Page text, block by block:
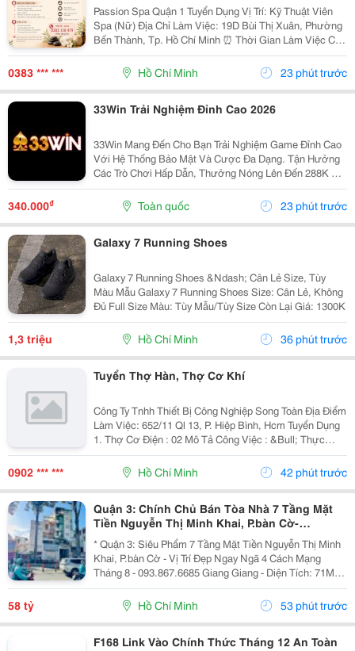
Passion Spa Quận 1 Tuyển Dụng Vị Trí: Kỹ Thuật Viên
Spa (Nữ) Địa Chỉ Làm Việc: 19D Bùi Thị Xuân, Phường
Bến Thành, Tp. Hồ Chí Minh ⏰ Thời Gian Làm Việc Ca
1: 10:00 - 22:00 Ca 2: 12:00 - 00:00 Nghỉ 04
Ngày/Tháng. Mô Tả Công Việc - Thực...
0383 *** *** Hồ Chí Minh 23 phút trước
33Win Trải Nghiệm Đỉnh Cao 2026
33Win Mang Đến Cho Bạn Trải Nghiệm Game Đỉnh Cao
Với Hệ Thống Bảo Mật Và Cược Đa Dạng. Tận Hưởng
Các Trò Chơi Hấp Dẫn, Thưởng Nóng Lên Đến 288K Khi
Đăng Ký. Tham Gia Ngay Hôm Nay Để Không Bỏ Lỡ Cơ
Hội Thắng Lớn! Website: Https://33Win.party/ ...
340.000₫ Toàn quốc 23 phút trước
Galaxy 7 Running Shoes
Galaxy 7 Running Shoes &Ndash; Cân Lẻ Size, Tùy
Màu Mẫu Galaxy 7 Running Shoes Size: Cân Lẻ, Không
Đủ Full Size Màu: Tùy Mẫu/Tùy Size Còn Lại Giá: 1300K
1,3 triệu Hồ Chí Minh 36 phút trước
Tuyển Thợ Hàn, Thợ Cơ Khí
Công Ty Tnhh Thiết Bị Công Nghiệp Song Toàn Địa Điểm
Làm Việc: 652/11 Ql 13, P. Hiệp Bình, Hcm Tuyển Dụng
1. Thợ Cơ Điện : 02 Mô Tả Công Việc : &Bull; Thực
Hiện Các Công Việc Lắp Đặt Điện Cho Hệ Thống Lò Sấy,
Máy Khuấy Và Các Sản Phẩm Có...
0902 *** *** Hồ Chí Minh 42 phút trước
Quận 3: Chính Chủ Bán Tòa Nhà 7 Tầng Mặt
Tiền Nguyễn Thị Minh Khai, P.bàn Cờ-
4M*20M- Vị Trí Vip Ngay Góc Cmt8- Khu Vực
Kd Đa Ngành- Khai Thác
* Quận 3: Siêu Phẩm 7 Tầng Mặt Tiền Nguyễn Thị Minh
Khai, P.bàn Cờ - Vị Trí Đẹp Ngay Ngã 4 Cách Mạng
Tháng 8 - 093.867.6685 Giang Giang - Diện Tích: 71M2 -
Ngang 3,8M * 20M. - Kết Cấu: 1 Trệt - 1 Lửng - 4 Lầu -
Sân Thượng - Đã Chừa Sẵn Ô Thiết Kế...
58 tỷ Hồ Chí Minh 53 phút trước
F168 Link Vào Chính Thức Tháng 12 An Toàn